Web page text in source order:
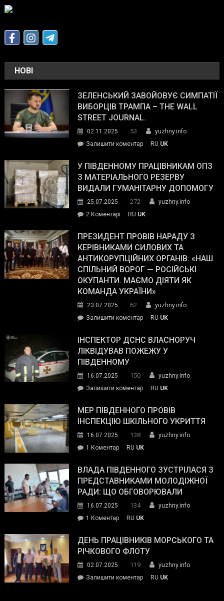
НОВІ
ЗЕЛЕНСЬКИЙ ЗАВОЙОВУЄ СИМПАТІЇ
ВИБОРЦІВ ТРАМПА – THE WALL
STREET JOURNAL.
02.11.2025 53
yuzhny.info
Залишити коментарon
завойовує
симпатії
виборців
The
Street
Journal.
RU UK
У ПІВДЕННОМУ ПРАЦІВНИКАМ ОПЗ
З МАТЕРІАЛЬНОГО РЕЗЕРВУ
ВИДАЛИ ГУМАНІТАРНУ ДОПОМОГУ
25.07.2025 272
yuzhny.info
2 Коментарі
Південному
працівникам
ОПЗ
з
матеріального
резерву
гуманітарну
допомогу
RU UK
ПРЕЗИДЕНТ ПРОВІВ НАРАДУ З
КЕРІВНИКАМИ СИЛОВИХ ТА
АНТИКОРУПЦІЙНИХ ОРГАНІВ: «НАШ
СПІЛЬНИЙ ВОРОГ — РОСІЙСЬКІ
ОКУПАНТИ. МАЄМО ДІЯТИ ЯК
КОМАНДА УКРАЇНИ»
23.07.2025 62
yuzhny.info
Залишити коментарon
провів
нараду
силових
та
органів:
«Наш
спільний
окупанти.
Маємо
діяти
команда
RU UK
ІНСПЕКТОР ДСНС ВЛАСНОРУЧ
ЛІКВІДУВАВ ПОЖЕЖУ У
ПІВДЕННОМУ
16.07.2025 150
yuzhny.info
Залишити коментарon
ДСНС
власноруч
пожежу
у
RU UK
МЕР ПІВДЕННОГО ПРОВІВ
ІНСПЕКЦІЮ ШКІЛЬНОГО УКРИТТЯ
16.07.2025 138
yuzhny.info
1 Коментардо
Південного
провів
інспекцію
RU UK
ВЛАДА ПІВДЕННОГО ЗУСТРІЛАСЯ З
ПРЕДСТАВНИКАМИ МОЛОДІЖНОЇ
РАДИ: ЩО ОБГОВОРЮВАЛИ
16.07.2025 134
yuzhny.info
1 Коментардо
Південного
зустрілася
представниками
молодіжної
RU UK
ДЕНЬ ПРАЦІВНИКІВ МОРСЬКОГО ТА
РІЧКОВОГО ФЛОТУ
02.07.2025 119
yuzhny.info
Залишити коментарon
RU UK